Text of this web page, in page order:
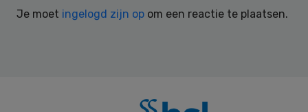
Je moet ingelogd zijn op om een reactie te plaatsen.